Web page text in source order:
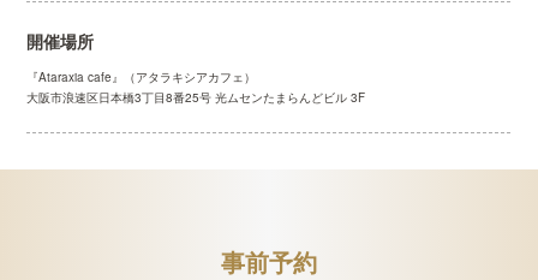
開催場所
『Ataraxia cafe』（アタラキシアカフェ）
大阪市浪速区日本橋3丁目8番25号 光ムセンたまらんどビル 3F
事前予約